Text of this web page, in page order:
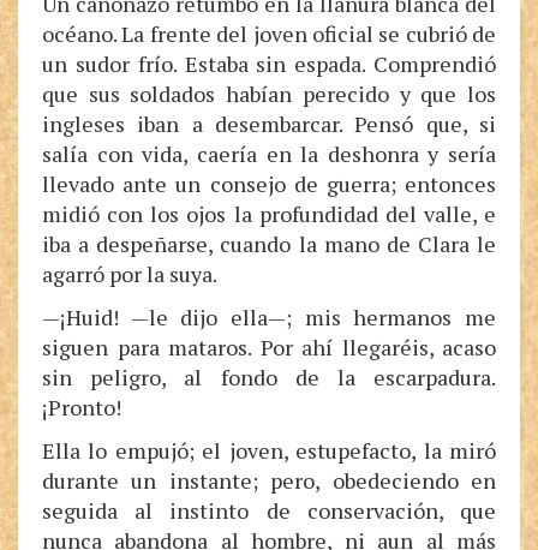
océano. La frente del joven oficial se cubrió de
un sudor frío. Estaba sin espada. Comprendió
que sus soldados habían perecido y que los
ingleses iban a desembarcar. Pensó que, si
salía con vida, caería en la deshonra y sería
llevado ante un consejo de guerra; entonces
midió con los ojos la profundidad del valle, e
iba a despeñarse, cuando la mano de Clara le
agarró por la suya.
—¡Huid! —le dijo ella—; mis hermanos me
siguen para mataros. Por ahí llegaréis, acaso
sin peligro, al fondo de la escarpadura.
¡Pronto!
Ella lo empujó; el joven, estupefacto, la miró
durante un instante; pero, obedeciendo en
seguida al instinto de conservación, que
nunca abandona al hombre, ni aun al más